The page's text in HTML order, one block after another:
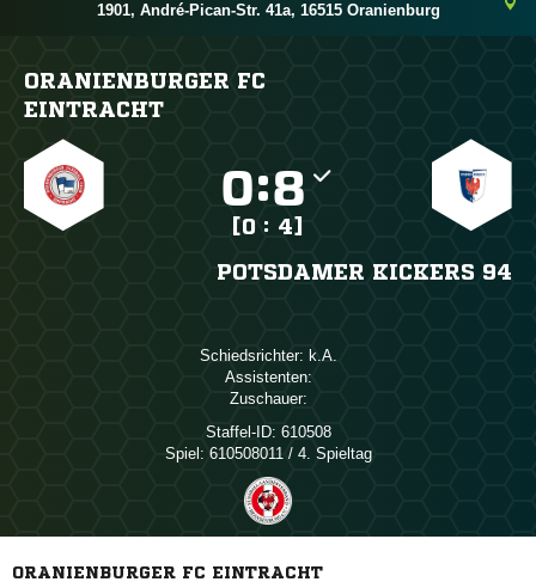
1901, André-Pican-Str. 41a, 16515 Oranienburg
ORANIENBURGER FC
EINTRACHT
:
[0 : 4]
POTSDAMER KICKERS 94
Schiedsrichter: 
Assistenten:
Zuschauer:
Staffel-ID: 610508
Spiel: 610508011 / 4. Spieltag
ORANIENBURGER FC EINTRACHT